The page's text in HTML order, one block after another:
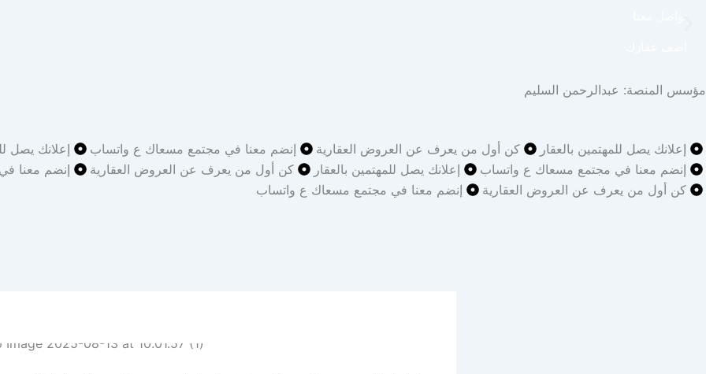
مؤسس المنصة: عبدالرحمن السليم
إعلانك يصل للمهتمين بالعقار كن أول من يعرف عن العروض العقارية إنضم معنا في مجتمع مسعاك ع واتساب
إعلانك يصل
إنضم معنا في مجتمع مسعاك ع واتساب
إعلانك يصل للمهتمين بالعقار كن أول من يعرف عن العروض العقارية
إنضم معنا
كن أول من يعرف عن العروض العقارية
إنضم معنا في مجتمع مسعاك ع واتساب